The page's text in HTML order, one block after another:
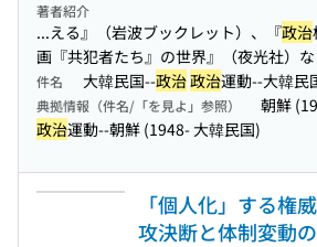
著者紹介
...える』（岩波ブックレット）、『政治
画『共犯者たち』の世界』（夜光社）な
件名 大韓民国--政治政治運動--大韓民
典拠情報（件名/「を見よ」参照） 朝鮮
政治運動--朝鮮 (1948- 大韓民国)
「個人化」する権
攻決断と体制変動